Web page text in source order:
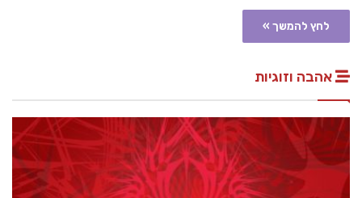
לחץ להמשך »
אהבה וזוגיות